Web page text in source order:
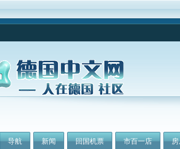
导航 新闻 回国机票 市百一店